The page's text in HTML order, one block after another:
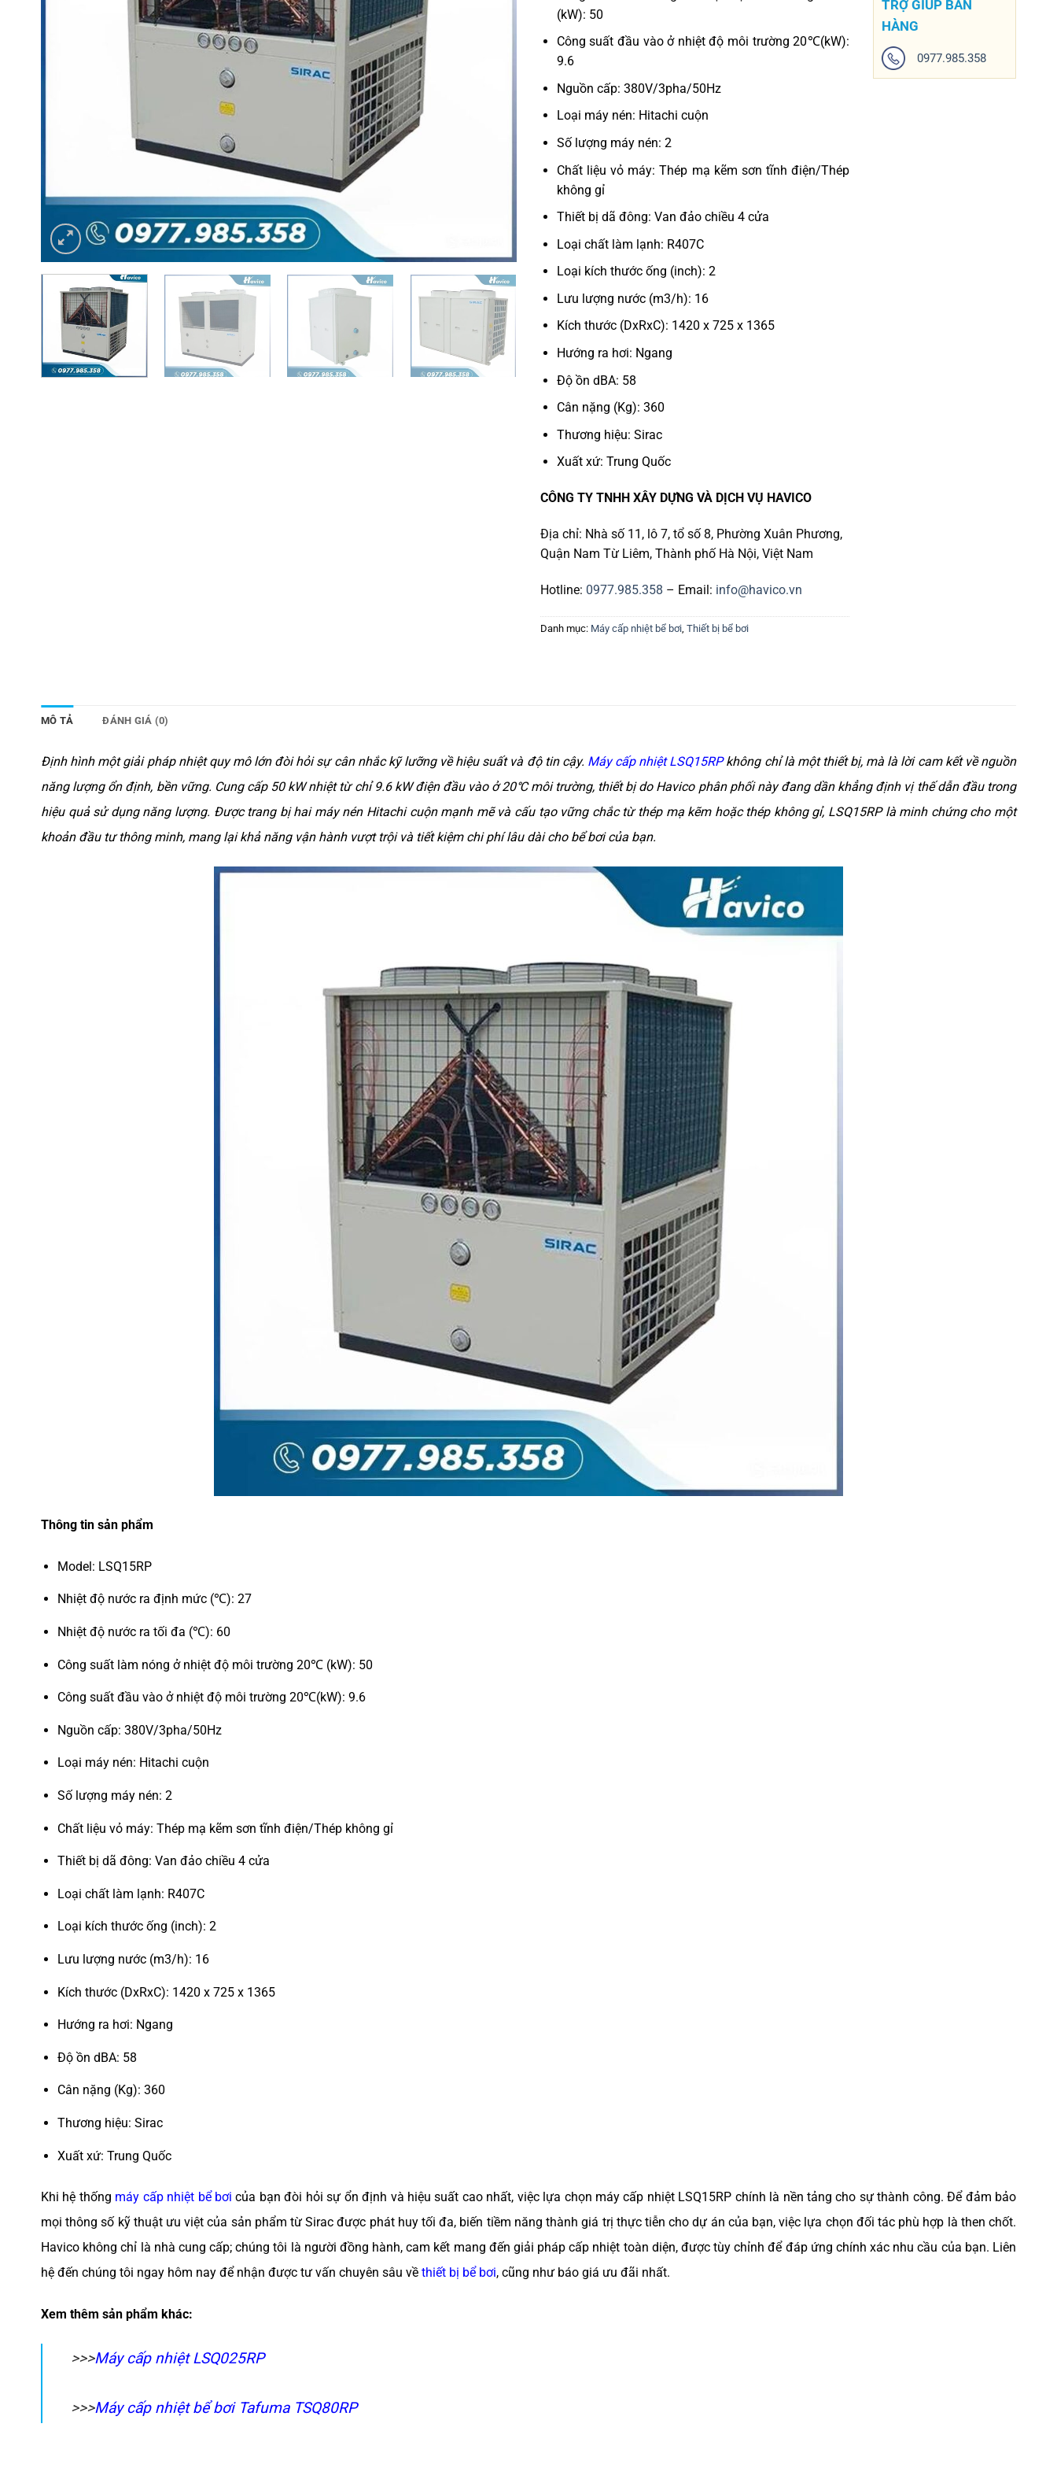
(kW): 50
Công suất đầu vào ở nhiệt độ môi trường 20℃(kW):
9.6
Nguồn cấp: 380V/3pha/50Hz
Loại máy nén: Hitachi cuộn
Số lượng máy nén: 2
Chất liệu vỏ máy: Thép mạ kẽm sơn tĩnh điện/Thép
không gỉ
Thiết bị dã đông: Van đảo chiều 4 cửa
Loại chất làm lạnh: R407C
Loại kích thước ống (inch): 2
Lưu lượng nước (m3/h): 16
Kích thước (DxRxC): 1420 x 725 x 1365
Hướng ra hơi: Ngang
Độ ồn dBA: 58
Cân nặng (Kg): 360
Thương hiệu: Sirac
Xuất xứ: Trung Quốc
CÔNG TY TNHH XÂY DỰNG VÀ DỊCH VỤ HAVICO
Địa chỉ: Nhà số 11, lô 7, tổ số 8, Phường Xuân Phương,
Quận Nam Từ Liêm, Thành phố Hà Nội, Việt Nam
Hotline: 0977.985.358 – Email: info@havico.vn
Danh mục: Máy cấp nhiệt bể bơi Thiết bị bể bơi
TRỢ GIÚP BÁN
HÀNG
0977.985.358
MÔ TẢ ĐÁNH GIÁ (0)
Định hình một giải pháp nhiệt quy mô lớn đòi hỏi sự cân nhắc kỹ lưỡng về hiệu suất và độ tin cậy. Máy cấp nhiệt LSQ15RPkhông chỉ là một thiết bị, mà là lời cam kết về nguồn
năng lượng ổn định, bền vững. Cung cấp 50 kW nhiệt từ chỉ 9.6 kW điện đầu vào ở 20℃ môi trường, thiết bị do Havico phân phối này đang dần khẳng định vị thế dẫn đầu trong
hiệu quả sử dụng năng lượng. Được trang bị hai máy nén Hitachi cuộn mạnh mẽ và cấu tạo vững chắc từ thép mạ kẽm hoặc thép không gỉ, LSQ15RP là minh chứng cho một
khoản đầu tư thông minh, mang lại khả năng vận hành vượt trội và tiết kiệm chi phí lâu dài cho bể bơi của bạn.
Thông tin sản phẩm
Model: LSQ15RP
Nhiệt độ nước ra định mức (℃): 27
Nhiệt độ nước ra tối đa (℃): 60
Công suất làm nóng ở nhiệt độ môi trường 20℃ (kW): 50
Công suất đầu vào ở nhiệt độ môi trường 20℃(kW): 9.6
Nguồn cấp: 380V/3pha/50Hz
Loại máy nén: Hitachi cuộn
Số lượng máy nén: 2
Chất liệu vỏ máy: Thép mạ kẽm sơn tĩnh điện/Thép không gỉ
Thiết bị dã đông: Van đảo chiều 4 cửa
Loại chất làm lạnh: R407C
Loại kích thước ống (inch): 2
Lưu lượng nước (m3/h): 16
Kích thước (DxRxC): 1420 x 725 x 1365
Hướng ra hơi: Ngang
Độ ồn dBA: 58
Cân nặng (Kg): 360
Thương hiệu: Sirac
Xuất xứ: Trung Quốc
Khi hệ thống máy cấp nhiệt bể bơi của bạn đòi hỏi sự ổn định và hiệu suất cao nhất, việc lựa chọn máy cấp nhiệt LSQ15RP chính là nền tảng cho sự thành công. Để đảm bảo
mọi thông số kỹ thuật ưu việt của sản phẩm từ Sirac được phát huy tối đa, biến tiềm năng thành giá trị thực tiễn cho dự án của bạn, việc lựa chọn đối tác phù hợp là then chốt.
Havico không chỉ là nhà cung cấp; chúng tôi là người đồng hành, cam kết mang đến giải pháp cấp nhiệt toàn diện, được tùy chỉnh để đáp ứng chính xác nhu cầu của bạn. Liên
hệ đến chúng tôi ngay hôm nay để nhận được tư vấn chuyên sâu về thiết bị bể bơi, cũng như báo giá ưu đãi nhất.
Xem thêm sản phẩm khác:
>>>Máy cấp nhiệt LSQ025RP
>>>Máy cấp nhiệt bể bơi Tafuma TSQ80RP